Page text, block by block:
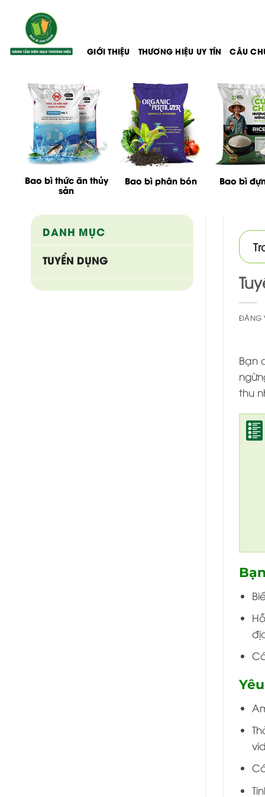
dung
GIỚI THIỆU THƯƠNG HIỆU UY TÍN CÂU
Bao bì thức ăn thủy
sản
Bao bì phân bón Bao bì
DANH MỤC
TUYỂN DỤNG
ĐĂNG
Bạn
thu